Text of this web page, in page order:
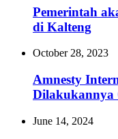
Pemerintah
di Kalteng
October 28, 2023
Amnesty
Dilakukannya
June 14, 2024